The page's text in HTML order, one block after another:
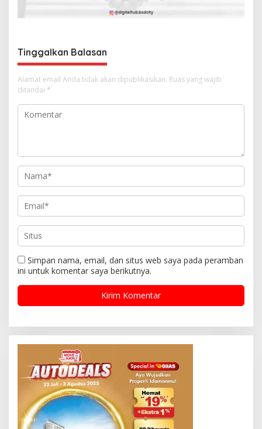
o
Tinggalkan Balasan
Alamat email Anda tidak akan dipublikasikan. Ruas yang wajib
ditandai *
Simpan nama, email, dan situs web saya pada peramban
ini untuk komentar saya berikutnya.